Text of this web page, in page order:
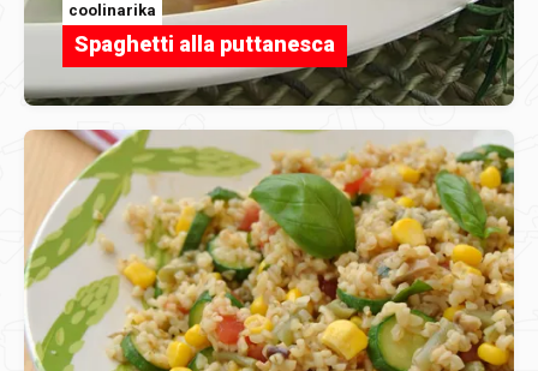
coolinarika
Spaghetti alla puttanesca